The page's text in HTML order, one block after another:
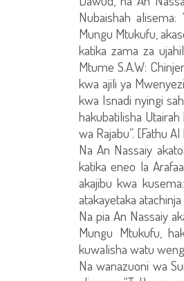
Nubaishah
Mungu Mtukufu,
katika zama za
Mtume S.A.W:
kwa ajili ya
kwa Isnadi nyingi
hakubatilisha
wa Rajabu”. [Fathu
Na An Nassaiy
katika eneo la
akajibu kwa
atakayetaka
Na pia An Nassaiy
Mungu Mtukufu,
kuwalisha watu
Na wanazuoni wa